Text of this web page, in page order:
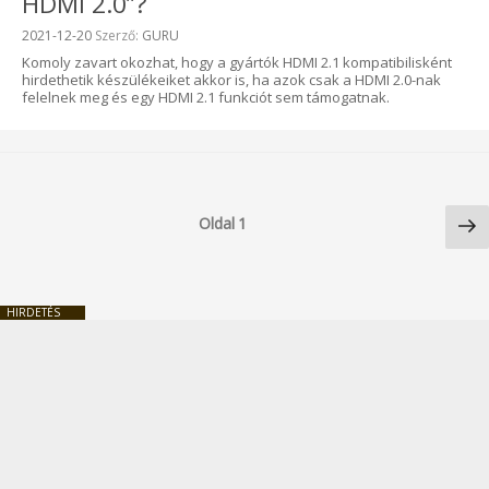
Beküldve:
2021-12-20 Szerző: GURU
Komoly zavart okozhat, hogy a gyártók HDMI 2.1 kompatibilisként
hirdethetik készülékeiket akkor is, ha azok csak a HDMI 2.0-nak
felelnek meg és egy HDMI 2.1 funkciót sem támogatnak.
Oldal 1
HIRDETÉS